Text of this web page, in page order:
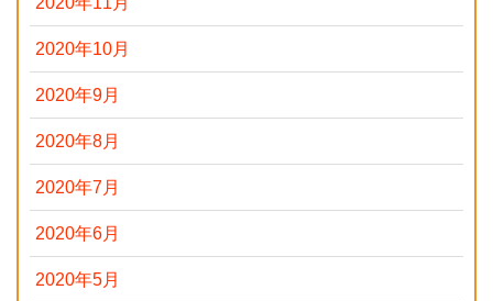
2020年10月
2020年9月
2020年8月
2020年7月
2020年6月
2020年5月